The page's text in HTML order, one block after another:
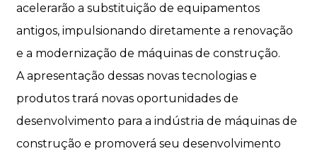
acelerarão a substituição de equipamentos
antigos, impulsionando diretamente a renovação
e a modernização de máquinas de construção.
A apresentação dessas novas tecnologias e
produtos trará novas oportunidades de
desenvolvimento para a indústria de máquinas de
construção e promoverá seu desenvolvimento